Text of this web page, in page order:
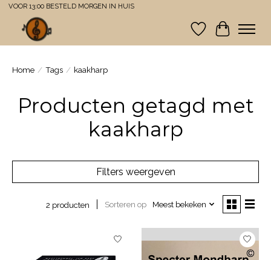
VOOR 13:00 BESTELD MORGEN IN HUIS
Verlanglijst
Home / Tags / kaakharp
Producten getagd met
kaakharp
Filters weergeven
2 producten Sorteren op Meest bekeken